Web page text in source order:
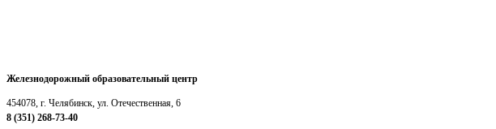
Железнодорожный образовательный центр
454078, г. Челябинск, ул. Отечественная, 6
8 (351) 268-73-40